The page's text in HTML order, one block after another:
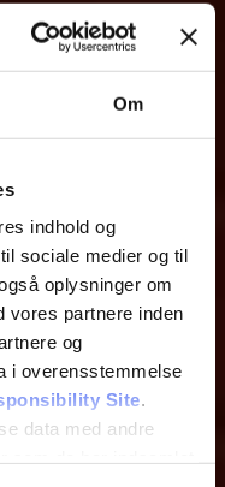
Om
indhold og
sociale medier og til
oplysninger om
vores partnere inden
og
i overensstemmelse
Site.
data med andre